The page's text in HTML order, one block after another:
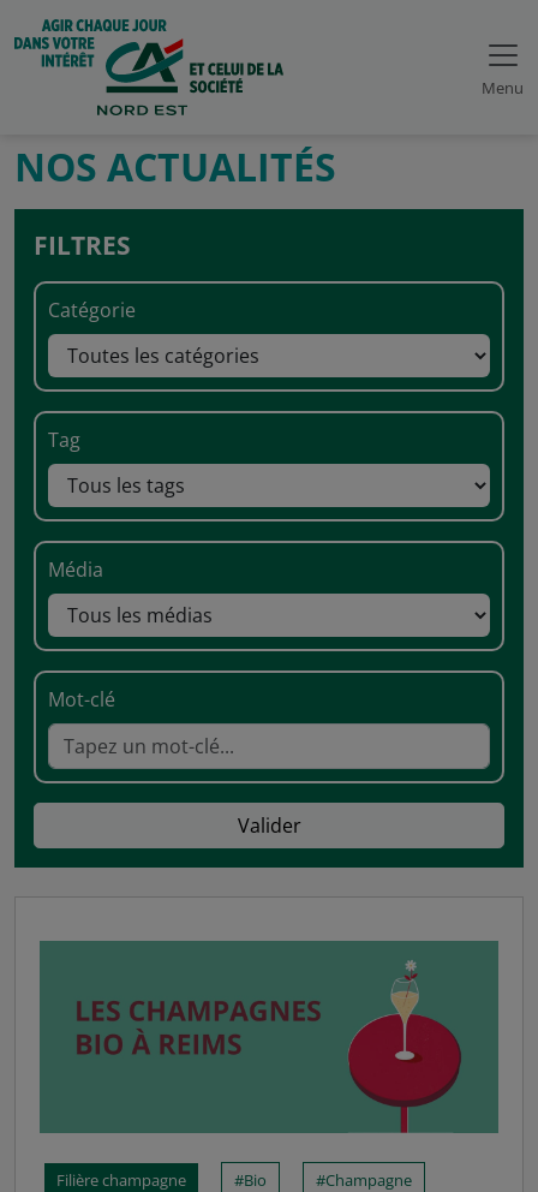
Menu
NOS ACTUALITÉS
FILTRES
Catégorie
Tag
Média
Mot-clé
Valider
Filière champagne Bio Champagne